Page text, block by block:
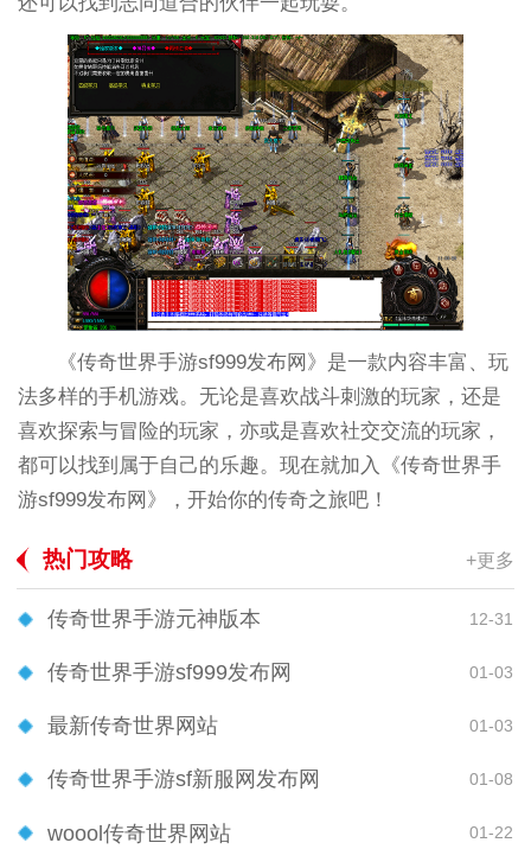
《传奇世界手游sf999发布网》是一款内容丰富、玩
法多样的手机游戏。无论是喜欢战斗刺激的玩家，还是
喜欢探索与冒险的玩家，亦或是喜欢社交交流的玩家，
都可以找到属于自己的乐趣。现在就加入《传奇世界手
游sf999发布网》，开始你的传奇之旅吧！
热门攻略 +更多
传奇世界手游元神版本 12-31
传奇世界手游sf999发布网 01-03
最新传奇世界网站 01-03
传奇世界手游sf新服网发布网 01-08
woool传奇世界网站 01-22